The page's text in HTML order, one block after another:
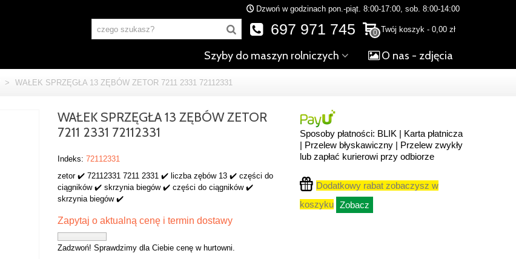
Dzwoń w godzinach pon.-piąt. 8:00-17:00, sob. 8:00-14:00
0 Twój koszyk - 0,00 zł
697 971 745
Szyby do maszyn rolniczych O nas - zdjęcia
> WAŁEK SPRZĘGŁA 13 ZĘBÓW ZETOR 7211 2331 72112331
WAŁEK SPRZĘGŁA 13 ZĘBÓW ZETOR
7211 2331 72112331
Indeks: 72112331
zetor ✔️ 72112331 7211 2331 ✔️ liczba zębów 13 ✔️ części do
ciągników ✔️ skrzynia biegów ✔️ części do ciągników ✔️
skrzynia biegów ✔️
Zapytaj o aktualną cenę i termin dostawy
Zadzwoń! Sprawdzimy dla Ciebie cenę w hurtowni.
Sposoby płatności: BLIK | Karta płatnicza
| Przelew błyskawiczny | Przelew zwykły
lub zapłać kurierowi przy odbiorze
Dodatkowy rabat zobaczysz w
koszyku Zobacz